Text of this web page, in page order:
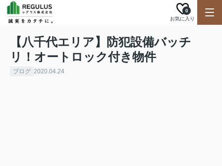
お気に入り
0
【八千代エリア】防犯設備バッチ
リ！オートロック付き物件
ブログ 2020.04.24